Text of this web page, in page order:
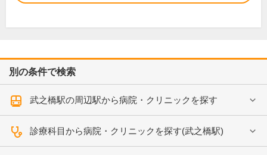
別の条件で検索
武之橋駅の周辺駅から病院・クリニックを探す
診療科目から病院・クリニックを探す(武之橋駅)